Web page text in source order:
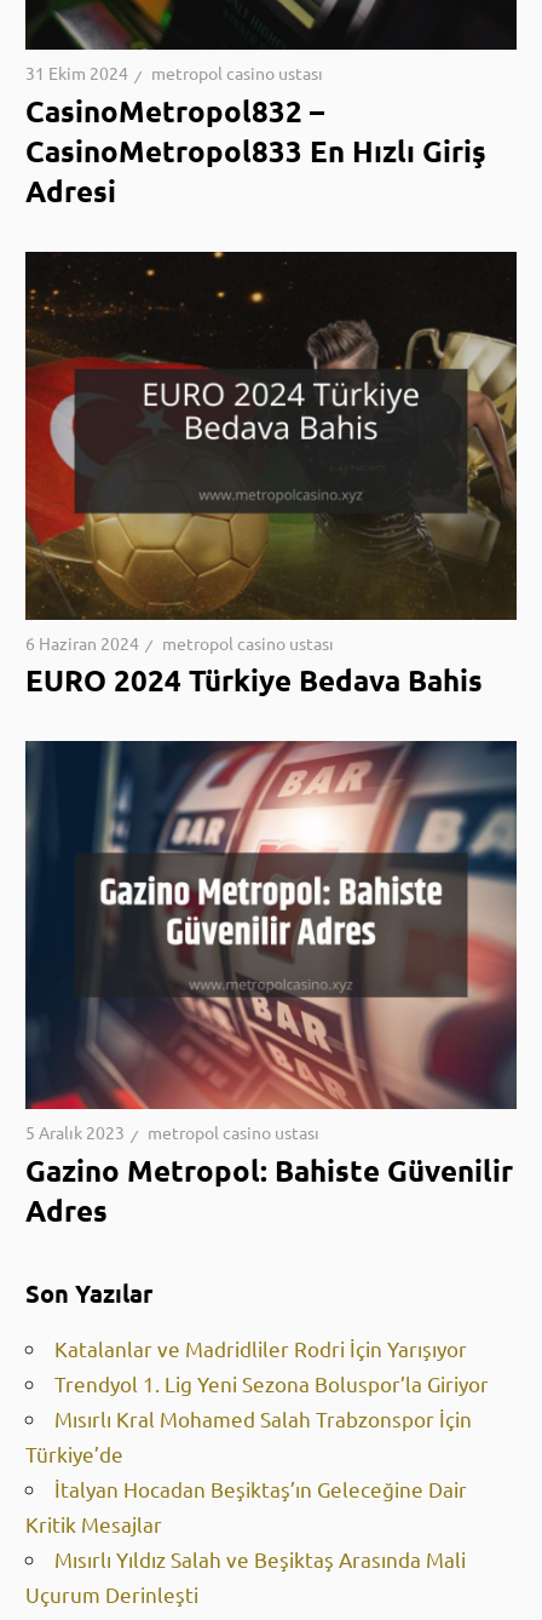
31 Ekim 2024 metropol casino ustası
CasinoMetropol832 –
CasinoMetropol833 En Hızlı Giriş
Adresi
6 Haziran 2024 metropol casino ustası
EURO 2024 Türkiye Bedava Bahis
5 Aralık 2023 metropol casino ustası
Gazino Metropol: Bahiste Güvenilir
Adres
Son Yazılar
Katalanlar ve Madridliler Rodri İçin Yarışıyor
Trendyol 1. Lig Yeni Sezona Boluspor’la Giriyor
Mısırlı Kral Mohamed Salah Trabzonspor İçin
Türkiye’de
İtalyan Hocadan Beşiktaş’ın Geleceğine Dair
Kritik Mesajlar
Mısırlı Yıldız Salah ve Beşiktaş Arasında Mali
Uçurum Derinleşti